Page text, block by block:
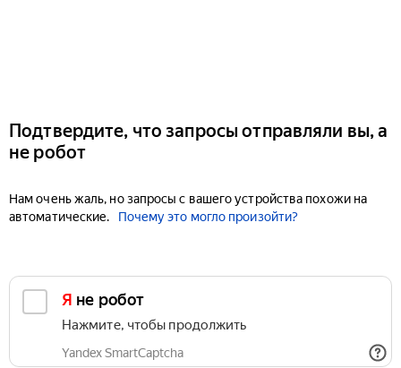
Подтвердите, что запросы отправляли вы, а
не робот
Нам очень жаль, но запросы с вашего устройства похожи на
автоматические.
Почему это могло произойти?
Я не робот
Нажмите, чтобы продолжить
Yandex SmartCaptcha